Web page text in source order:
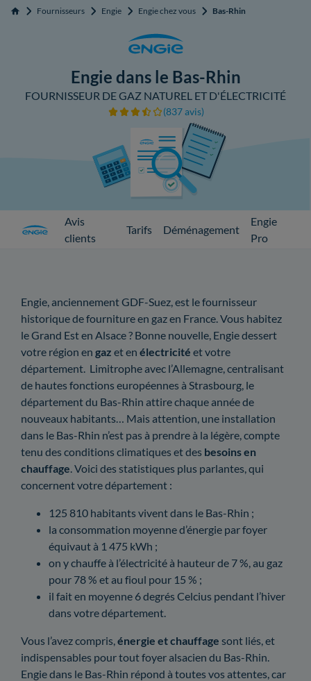
Accueil Fournisseurs Engie Engie chez vous Bas-Rhin
Engie dans le Bas-Rhin
FOURNISSEUR DE GAZ NATUREL ET D'ÉLECTRICITÉ
(837 avis)
Avis
clients
Tarifs Déménagement
Engie
Pro
Engie, anciennement GDF-Suez, est le fournisseur
historique de fourniture en gaz en France. Vous habitez
le Grand Est en Alsace ? Bonne nouvelle, Engie dessert
votre région en gaz et en électricité et votre
département. Limitrophe avec l’Allemagne, centralisant
de hautes fonctions européennes à Strasbourg, le
département du Bas-Rhin attire chaque année de
nouveaux habitants… Mais attention, une installation
dans le Bas-Rhin n’est pas à prendre à la légère, compte
tenu des conditions climatiques et des besoins en
chauffage. Voici des statistiques plus parlantes, qui
concernent votre département :
125 810 habitants vivent dans le Bas-Rhin ;
la consommation moyenne d’énergie par foyer
équivaut à 1 475 kWh ;
on y chauffe à l’électricité à hauteur de 7 %, au gaz
pour 78 % et au fioul pour 15 % ;
il fait en moyenne 6 degrés Celcius pendant l’hiver
dans votre département.
Vous l’avez compris,énergie et chauffage sont liés, et
indispensables pour tout foyer alsacien du Bas-Rhin.
Engie dans le Bas-Rhin répond à toutes vos attentes, car